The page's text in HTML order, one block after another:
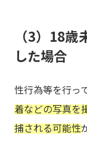
（3）18
した場合
性行為等を行っ
着などの写真を
捕される可能性